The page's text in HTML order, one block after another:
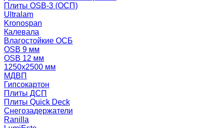
Плиты OSB-3 (ОСП)
Ultralam
Kronospan
Калевала
Влагостойкие ОСБ
OSB 9 мм
OSB 12 мм
1250х2500 мм
МДВП
Гипсокартон
Плиты ДСП
Плиты Quick Deck
Снегозадержатели
Ranilla